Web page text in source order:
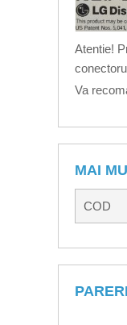
Atentie!
Va
MAI
COD